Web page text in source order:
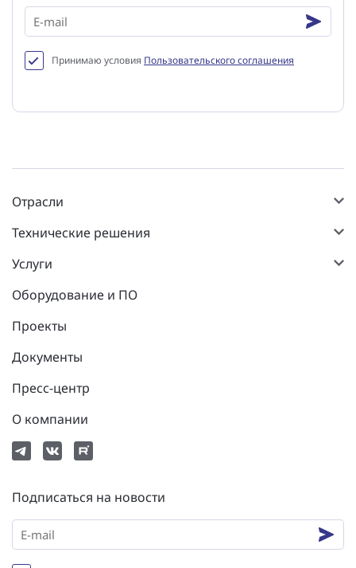
Принимаю условия Пользовательского соглашения
Отрасли
Технические решения
Услуги
Оборудование и ПО
Проекты
Документы
Пресс-центр
О компании
Подписаться на новости